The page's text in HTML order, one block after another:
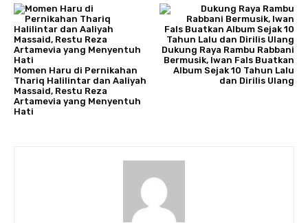
Momen Haru di Pernikahan
Thariq Halilintar dan Aaliyah
Massaid, Restu Reza
Artamevia yang Menyentuh
Hati
Dukung Raya Rambu Rabbani
Bermusik, Iwan Fals Buatkan
Album Sejak 10 Tahun Lalu
dan Dirilis Ulang